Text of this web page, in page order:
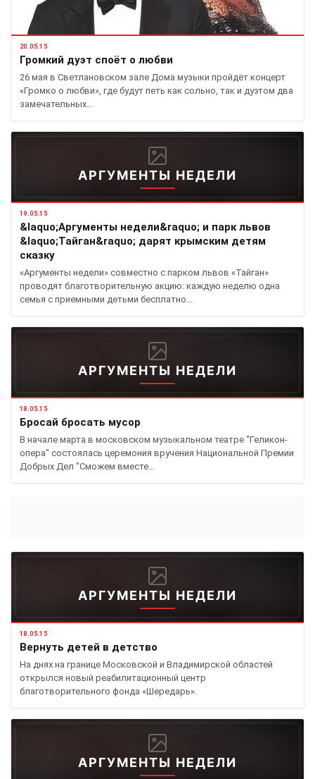
20.05.15
Громкий дуэт споёт о любви
26 мая в Светлановском зале Дома музыки пройдёт концерт
«Громко о любви», где будут петь как сольно, так и дуэтом два
замечательных…
АРГУМЕНТЫ НЕДЕЛИ
19.05.15
&laquo;Аргументы недели&raquo; и парк львов
&laquo;Тайган&raquo; дарят крымским детям
сказку
«Аргументы недели» совместно с парком львов «Тайган»
проводят благотворительную акцию: каждую неделю одна
семья с приемными детьми бесплатно…
АРГУМЕНТЫ НЕДЕЛИ
18.05.15
Бросай бросать мусор
В начале марта в московском музыкальном театре "Геликон-
опера" состоялась церемония вручения Национальной Премии
Добрых Дел "Сможем вместе…
АРГУМЕНТЫ НЕДЕЛИ
18.05.15
Вернуть детей в детство
На днях на границе Московской и Владимирской областей
открылся новый реабилитационный центр
благотворительного фонда «Шередарь».
АРГУМЕНТЫ НЕДЕЛИ